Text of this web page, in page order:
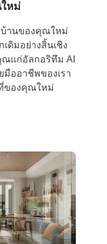
หม่
บ้านของคุณใหม่
ดิมอย่างสิ้นเชิง
แก่อัลกอริทึม AI
มืออาชีพของเรา
ของคุณใหม่